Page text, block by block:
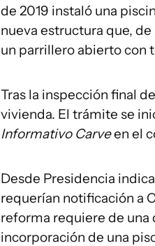
de 2019 instaló una
nueva estructura que,
un parrillero abierto con
Tras la inspección final
vivienda. El trámite se
Informativo Carveen el
Desde Presidencia
requerían notificación a
reforma requiere de una
incorporación de una